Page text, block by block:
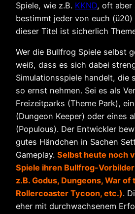
Spiele, wie z.B. KKND, oft aber
bestimmt jeder von euch (ü20)
dieser Titel ist sicherlich
Wer die Bullfrog Spiele selbst
weiß, dass es sich dabei
Simulationsspiele handelt, die
so ernst nehmen. Sei es als
Freizeitparks (Theme Park),
(Dungeon Keeper) oder eines
(Populous). Der Entwickler
gutes Händchen in Sachen
Gameplay. Selbst heute noch
Spiele ihren Bullfrog-
z.B. Godus, Dungeons, War
Rollercoaster Tycoon, etc.).
eher mit durchwachsenem